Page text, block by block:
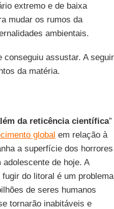
extremo e de baixa
mudar os rumos da
ambientais.
conseguiu assustar. A seguir
da matéria.
da reticência científica”
global em relação à
a superfície dos horrores
de hoje. A
do litoral é um problema
de seres humanos
tornarão inabitáveis e